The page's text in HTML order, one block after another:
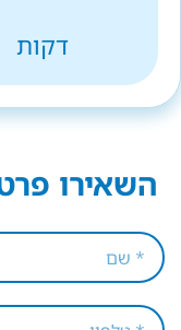
דקות
השאירו